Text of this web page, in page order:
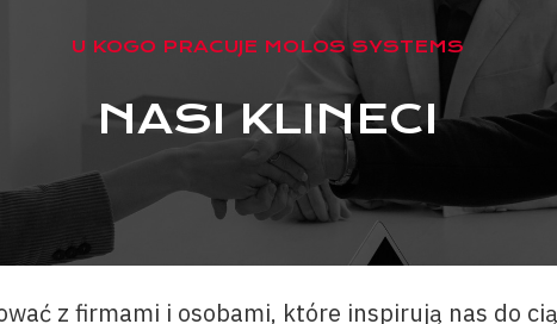
U KOGO PRACUJE MOLOS SYSTEMS
NASI KLINECI
z firmami i osobami, które inspirują nas do